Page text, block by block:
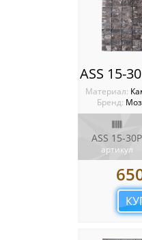
Материал:
Бренд:
ASS 15-30P
артикул